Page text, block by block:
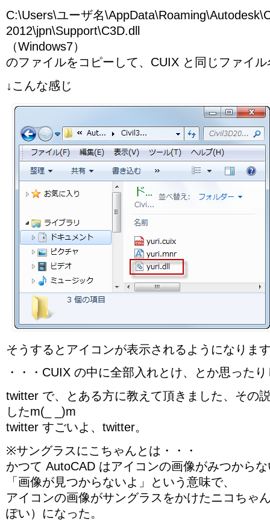
C:\Users\ユーザ名
2012\jpn\Support\C3D.dll
（Windows7）
のファイルをコピーして、CUIX と同じファイ
↓こんな感じ
そうするとアイコンが表示されるようになりま
・・・CUIX の中に全部入れとけ、とか思った
twitter で、とある方に教えて頂きました、その
したm(_ _)m
twitter すごいよ、twitter。
※サングラスにこちゃんとは・・・
かつて AutoCAD はアイコンの画像がみつから
「画像が見つからないよ」という意味で、
アイコンの画像がサングラスをかけたニコちゃ
ぽい）になった。